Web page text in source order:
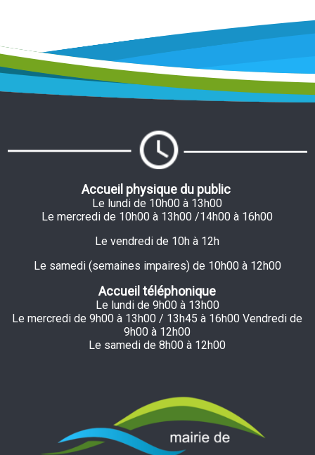
Accueil physique du public
Le lundi de 10h00 à 13h00
Le mercredi de 10h00 à 13h00 /14h00 à 16h00
Le vendredi de 10h à 12h
Le samedi (semaines impaires) de 10h00 à 12h00
Accueil téléphonique
Le lundi de 9h00 à 13h00
Le mercredi de 9h00 à 13h00 / 13h45 à 16h00 Vendredi de
9h00 à 12h00
Le samedi de 8h00 à 12h00